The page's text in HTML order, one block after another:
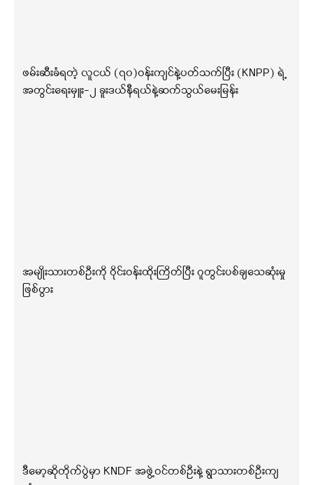
ဖမ်းဆီးခံရတဲ့ လူငယ် (၇၀)ဝန်းကျင်နဲ့ပတ်သက်ပြီး (KNPP) ရဲ့
အတွင်းရေးမှူး-၂ ခူးဒယ်နီရယ်နဲ့ဆက်သွယ်မေးမြန်း
အမျိုးသားတစ်ဦးကို ဝိုင်းဝန်းထိုးကြိတ်ပြီး ဂူတွင်းပစ်ချသေဆုံးမှု
ဖြစ်ပွား
ဒီမော့ဆိုတိုက်ပွဲမှာ KNDF အဖွဲ့ဝင်တစ်ဦးနဲ့ ရွာသားတစ်ဦးကျ